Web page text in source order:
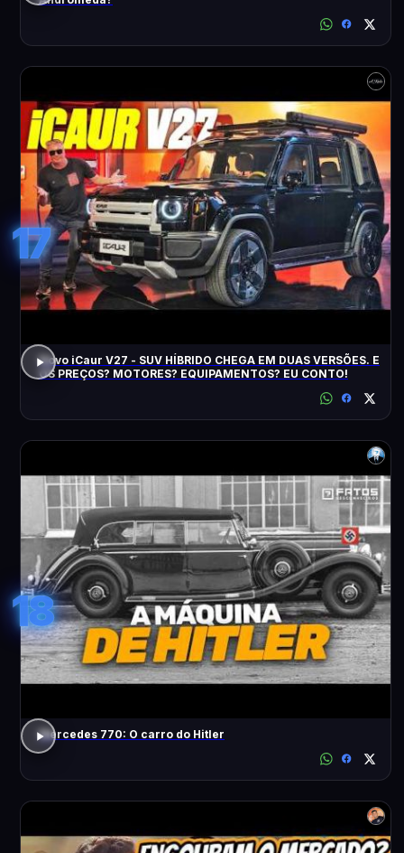
17
Novo iCaur V27 - SUV HÍBRIDO CHEGA EM DUAS VERSÕES. E
OS PREÇOS? MOTORES? EQUIPAMENTOS? EU CONTO!
18
Mercedes 770: O carro do Hitler